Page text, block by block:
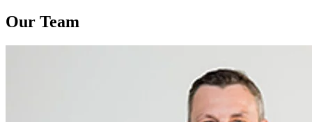
Our Team